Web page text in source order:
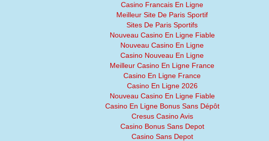
Casino Francais En Ligne
Meilleur Site De Paris Sportif
Sites De Paris Sportifs
Nouveau Casino En Ligne Fiable
Nouveau Casino En Ligne
Casino Nouveau En Ligne
Meilleur Casino En Ligne France
Casino En Ligne France
Casino En Ligne 2026
Nouveau Casino En Ligne Fiable
Casino En Ligne Bonus Sans Dépôt
Cresus Casino Avis
Casino Bonus Sans Depot
Casino Sans Depot